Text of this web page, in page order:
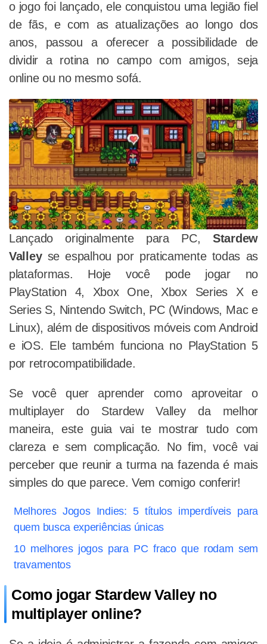
o jogo foi lançado, ele conquistou uma legião fiel
de fãs, e com as atualizações ao longo dos
anos, passou a oferecer a possibilidade de
dividir a rotina no campo com amigos, seja
online ou no mesmo sofá.
Lançado originalmente para PC,Stardew
Valleyse espalhou por praticamente todas as
plataformas. Hoje você pode jogar no
PlayStation 4, Xbox One, Xbox Series X e
Series S, Nintendo Switch, PC (Windows, Mac e
Linux), além de dispositivos móveis com Android
e iOS. Ele também funciona no PlayStation 5
por retrocompatibilidade.
Se você quer aprender como aproveitar o
multiplayer do Stardew Valley da melhor
maneira, este guia vai te mostrar tudo com
clareza e sem complicação. No fim, você vai
perceber que reunir a turma na fazenda é mais
simples do que parece. Vem comigo conferir!
Melhores Jogos Indies: 5 títulos imperdíveis para
quem busca experiências únicas
10 melhores jogos para PC fraco que rodam sem
travamentos
Como jogar Stardew Valley no
multiplayer online?